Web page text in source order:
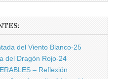
del Viento Blanco-25
del Dragón Rojo-24
– Reflexión